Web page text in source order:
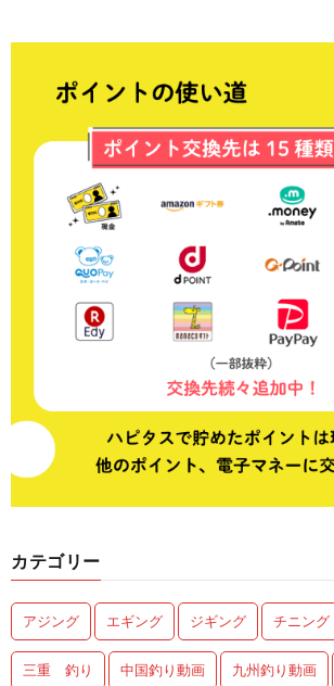
カテゴリー
アジング エギング ジギング チニング
三重 釣り 中国釣り動画 九州釣り動画